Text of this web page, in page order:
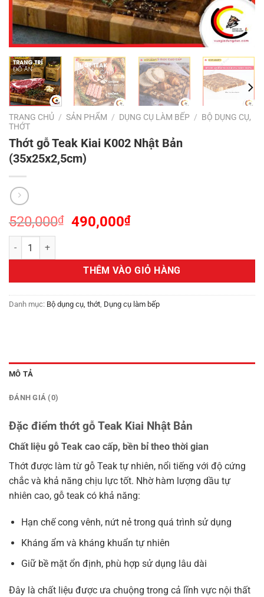
TRANG CHỦ / SẢN PHẨM / DỤNG CỤ LÀM BẾP / BỘ DỤNG CỤ,
THỚT
Thớt gỗ Teak Kiai K002 Nhật Bản
(35x25x2,5cm)
520,000₫
Giá
520,000₫.
490,000₫Giá
là:
490,000₫.
Thớt gỗ Teak Kiai K002 Nhật Bản (35x25x2,5cm) số lượng
THÊM VÀO GIỎ HÀNG
Danh mục: Bộ dụng cụ, thớt, Dụng cụ làm bếp
MÔ TẢ
ĐÁNH GIÁ (0)
Đặc điểm thớt gỗ Teak Kiai Nhật Bản
Chất liệu gỗ Teak cao cấp, bền bỉ theo thời gian
Thớt được làm từ gỗ Teak tự nhiên, nổi tiếng với độ cứng
chắc và khả năng chịu lực tốt. Nhờ hàm lượng dầu tự
nhiên cao, gỗ teak có khả năng:
Hạn chế cong vênh, nứt nẻ trong quá trình sử dụng
Kháng ẩm và kháng khuẩn tự nhiên
Giữ bề mặt ổn định, phù hợp sử dụng lâu dài
Đây là chất liệu được ưa chuộng trong cả lĩnh vực nội thất